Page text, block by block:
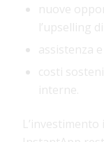
nuove
l’upselling
assistenza
costi
interne.